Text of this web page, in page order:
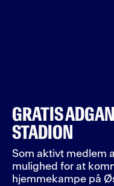
GRATIS
STADION
Som aktivt medlem
mulighed for at
hjemmekampe på